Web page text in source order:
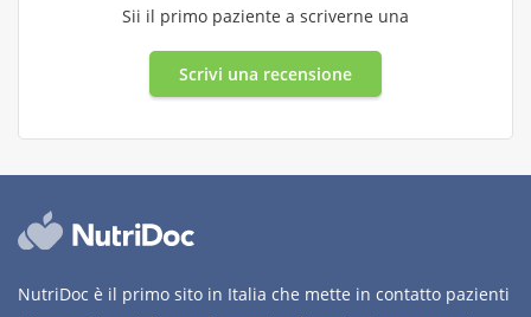
Sii il primo paziente a scriverne una
Scrivi una recensione
NutriDoc è il primo sito in Italia che mette in contatto pazienti